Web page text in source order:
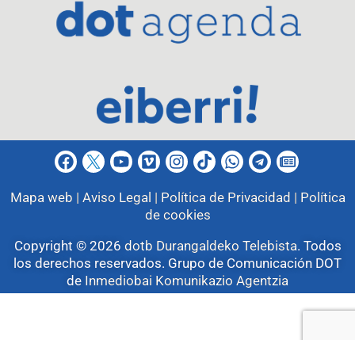
Mapa web | Aviso Legal | Política de Privacidad | Política
de cookies
Copyright © 2026 dotb Durangaldeko Telebista. Todos
los derechos reservados. Grupo de Comunicación DOT
de Inmediobai Komunikazio Agentzia